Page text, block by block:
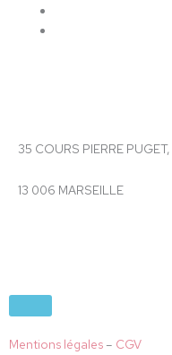
35 COURS PIERRE PUGET,
13 006 MARSEILLE
Mentions légales – CGV